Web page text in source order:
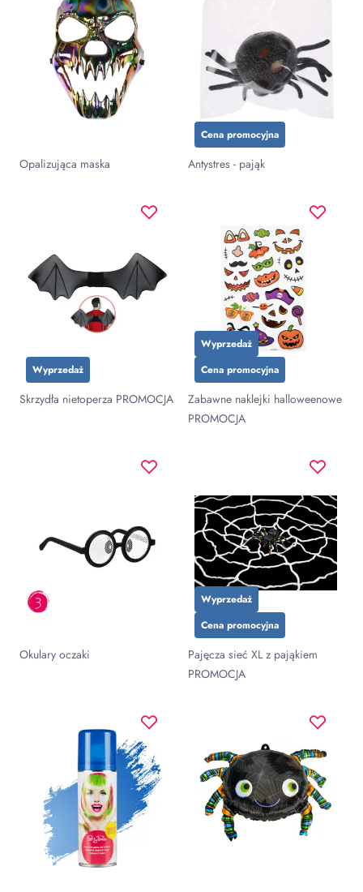
Opalizująca maska
Cena promocyjna
Antystres - pająk
Wyprzedaż
Skrzydła nietoperza PROMOCJA
Wyprzedaż
Cena promocyjna
Zabawne naklejki halloweenowe
PROMOCJA
Okulary oczaki
Wyprzedaż
Cena promocyjna
Pajęcza sieć XL z pająkiem
PROMOCJA